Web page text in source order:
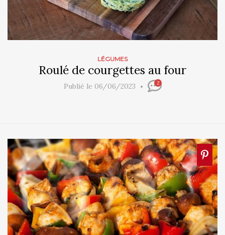
LÉGUMES
Roulé de courgettes au four
Publié le 06/06/2023 2